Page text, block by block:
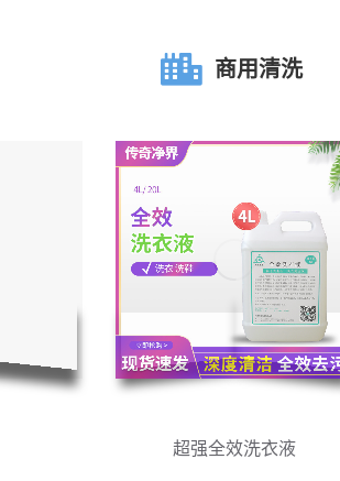
商用清洗
超强全效洗衣液